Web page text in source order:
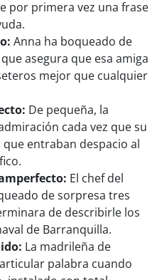
por primera vez una frase
Anna ha boqueado de
asegura que esa amiga
mejor que cualquier
De pequeña, la
cada vez que su
entraban despacio al
El chef del
de sorpresa tres
de describirle los
de Barranquilla.
La madrileña de
palabra cuando